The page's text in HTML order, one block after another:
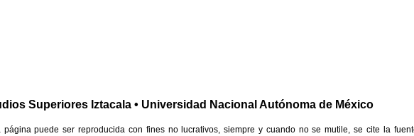
Superiores Iztacala • Universidad Nacional Autónoma de México
puede ser reproducida con fines no lucrativos, siempre y cuando no se mutile, se cite la